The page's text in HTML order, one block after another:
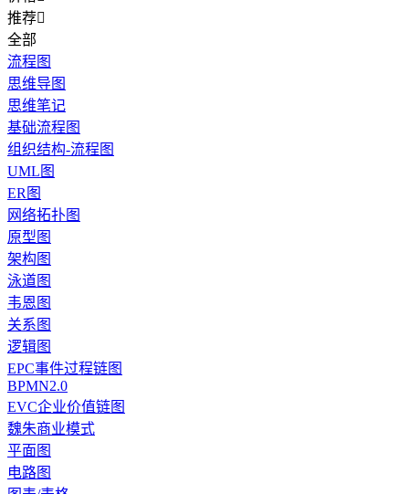
推荐
全部
流程图
思维导图
思维笔记
基础流程图
组织结构-流程图
UML图
ER图
网络拓扑图
原型图
架构图
泳道图
韦恩图
关系图
逻辑图
EPC事件过程链图
BPMN2.0
EVC企业价值链图
魏朱商业模式
平面图
电路图